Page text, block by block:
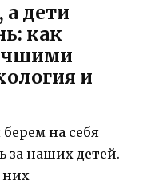
дети
как
и
на себя
за наших детей.
них